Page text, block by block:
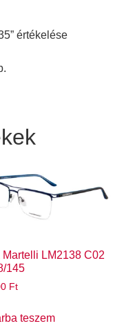
értékelése
Martelli LM2138 C02
145
Ft
teszem